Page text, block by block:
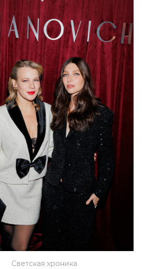
Светская хроника